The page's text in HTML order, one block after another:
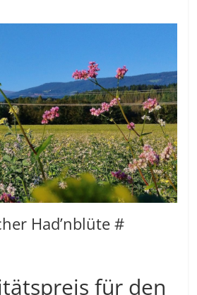
Had’nblüte #
für den